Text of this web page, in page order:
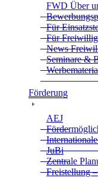
FWD Über
Für
Für
News
Semi­nare &
För­de­rung
AEJ
JuBi
Zen­trale
Frei­stel­lung